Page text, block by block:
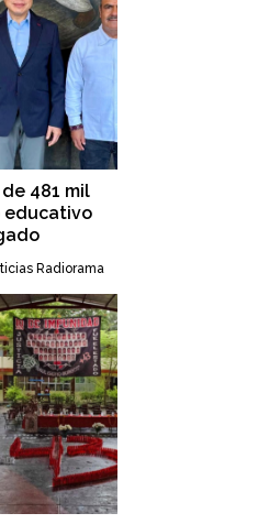
481 mil
educativo
Radiorama